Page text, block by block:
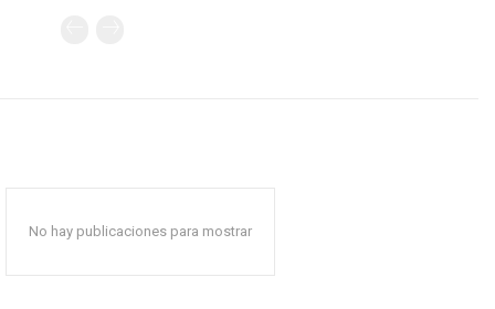
No hay publicaciones para mostrar